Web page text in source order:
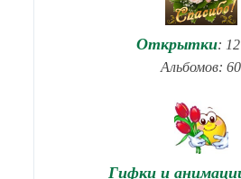
Открытки:
Альбомов: 60
Гифки и